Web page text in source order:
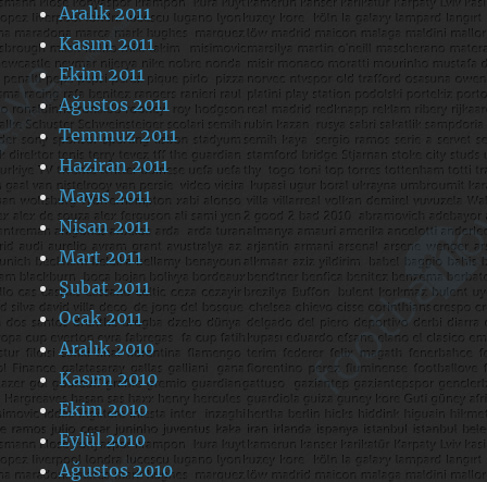
Aralık 2011
Kasım 2011
Ekim 2011
Ağustos 2011
Temmuz 2011
Haziran 2011
Mayıs 2011
Nisan 2011
Mart 2011
Şubat 2011
Ocak 2011
Aralık 2010
Kasım 2010
Ekim 2010
Eylül 2010
Ağustos 2010